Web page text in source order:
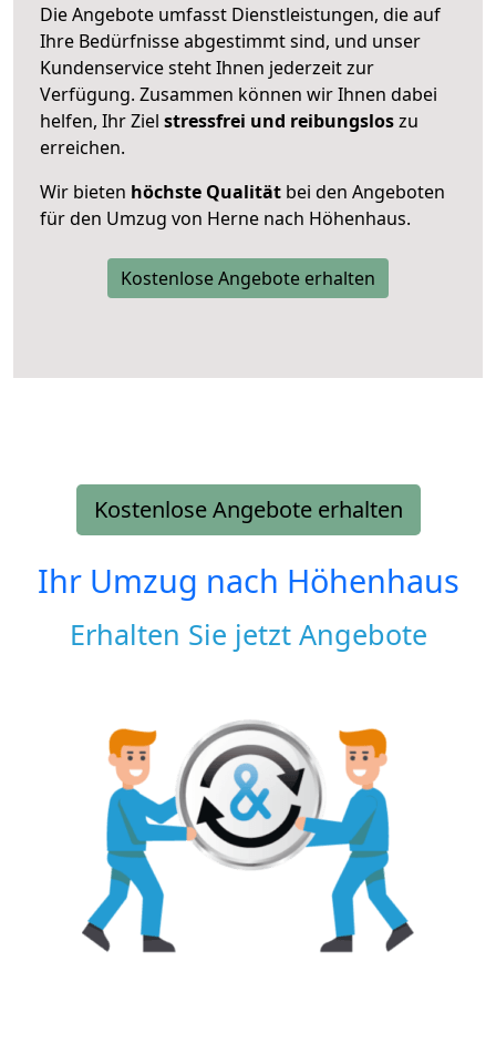
Die Angebote umfasst Dienstleistungen, die auf
Ihre Bedürfnisse abgestimmt sind, und unser
Kundenservice steht Ihnen jederzeit zur
Verfügung. Zusammen können wir Ihnen dabei
helfen, Ihr Ziel stressfrei und reibungsloszu
erreichen.
Wir bieten höchste Qualität bei den Angeboten
für den Umzug von Herne nach Höhenhaus.
Kostenlose Angebote erhalten
Kostenlose Angebote erhalten
Ihr Umzug nach Höhenhaus
Erhalten Sie jetzt Angebote